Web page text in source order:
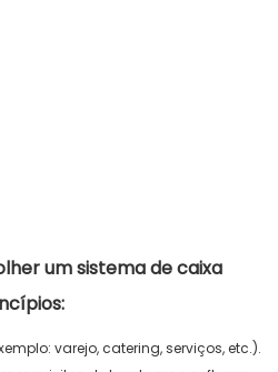
um sistema de caixa
varejo, catering, serviços, etc.).